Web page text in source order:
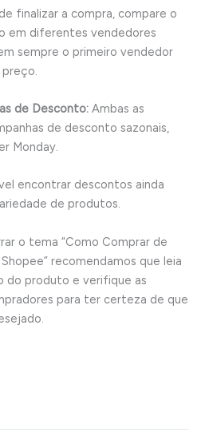
finalizar a compra, compare o
em diferentes vendedores
sempre o primeiro vendedor
de Desconto: Ambas as
de desconto sazonais,
Monday.
encontrar descontos ainda
de produtos.
o tema “Como Comprar de
recomendamos que leia
do produto e verifique as
para ter certeza de que